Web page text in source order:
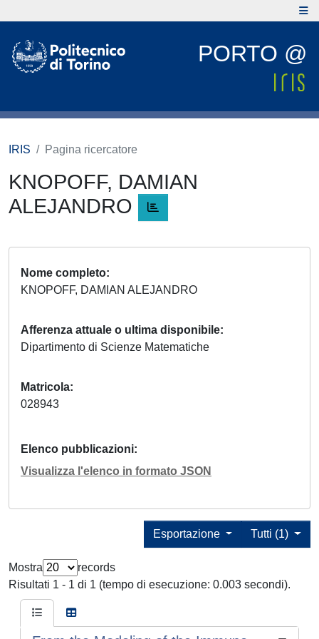
PORTO @
IRIS Pagina ricercatore
KNOPOFF, DAMIAN
ALEJANDRO
Nome completo
KNOPOFF, DAMIAN ALEJANDRO
Afferenza attuale o ultima disponibile
Dipartimento di Scienze Matematiche
Matricola
028943
Elenco pubblicazioni
Visualizza l'elenco in formato JSON
Tutti (1)
Esportazione
Mostra
records
Risultati 1 - 1 di 1 (tempo di esecuzione: 0.003 secondi).